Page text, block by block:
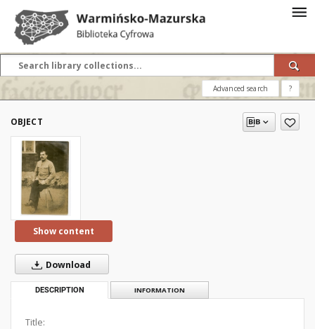
Advanced search ?
OBJECT
Show content
Download
DESCRIPTION INFORMATION
Title: